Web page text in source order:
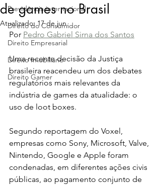
Previdência internacional
Direito do Consumidor
Direito Empresarial
Direito Imobiliário
Direito Gamer
de games no Brasil
Atualizado:17 de jun.
Por Pedro Gabriel Sirna dos Santos
Uma recente decisão da Justiça
brasileira reacendeu um dos debates
regulatórios mais relevantes da
indústria de games da atualidade: o
uso de loot boxes.
Segundo reportagem do Voxel,
empresas como Sony, Microsoft, Valve,
Nintendo, Google e Apple foram
condenadas, em diferentes ações civis
públicas, ao pagamento conjunto de